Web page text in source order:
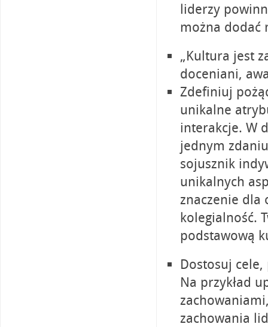
liderzy
można dodać
„Kultura jest
doceniani,
Zdefiniuj
unikalne
interakcje. W
jednym
sojusznik
unikalnych
znaczenie dla
kolegialność.
podstawową
Dostosuj
Na przykład
zachowania